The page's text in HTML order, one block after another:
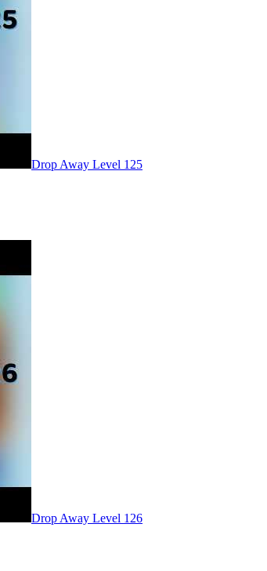
Level 125
Level 126